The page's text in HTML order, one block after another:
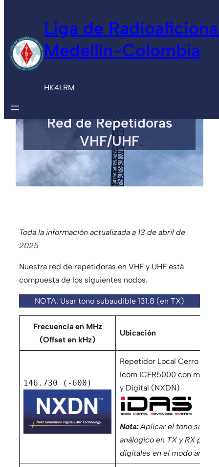
contenido
Liga de
Medellín-Colombia
HK4LRM
Red de Repetidoras
VHF/UHF
Toda la información actualizada a 13 de abril de
2025
Nuestra red de repetidoras en VHF y UHF está
compuesta de los siguientes nodos.
NOTA: Usar tono subaudible 131.8 (en TX)
Frecuencia en MHz
(Offset en kHz)
Ubicación
146.730 (-600)
Repetidor Local Cerro
Icom ICFR5000 con modo
y Digital (NXDN)
Nota:Aplicar el tono
análogico en TX y RX para
digitales en el modo